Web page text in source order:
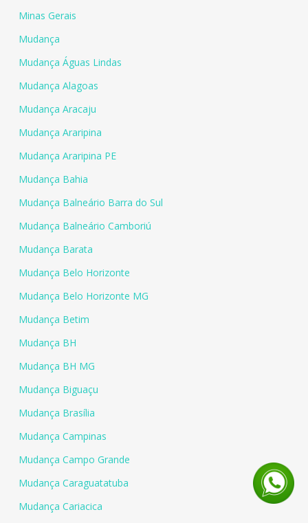
Minas Gerais
Mudança
Mudança Águas Lindas
Mudança Alagoas
Mudança Aracaju
Mudança Araripina
Mudança Araripina PE
Mudança Bahia
Mudança Balneário Barra do Sul
Mudança Balneário Camboriú
Mudança Barata
Mudança Belo Horizonte
Mudança Belo Horizonte MG
Mudança Betim
Mudança BH
Mudança BH MG
Mudança Biguaçu
Mudança Brasília
Mudança Campinas
Mudança Campo Grande
Mudança Caraguatatuba
Mudança Cariacica